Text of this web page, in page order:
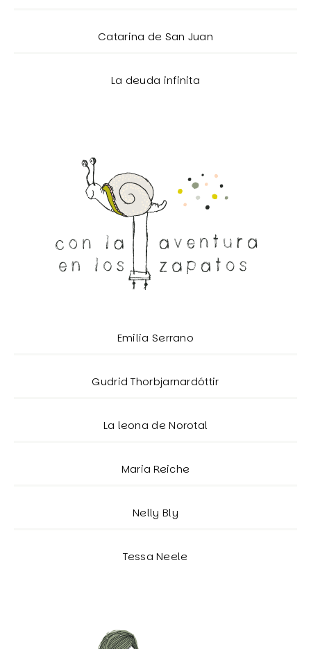
Catarina de San Juan
La deuda infinita
Emilia Serrano
Gudrid Thorbjarnardóttir
La leona de Norotal
Maria Reiche
Nelly Bly
Tessa Neele